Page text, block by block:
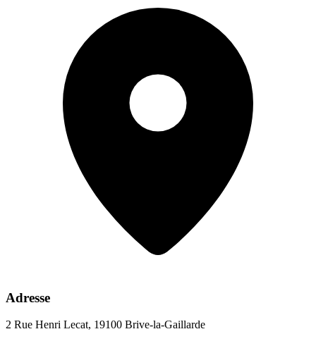
Adresse
2 Rue Henri Lecat, 19100 Brive-la-Gaillarde